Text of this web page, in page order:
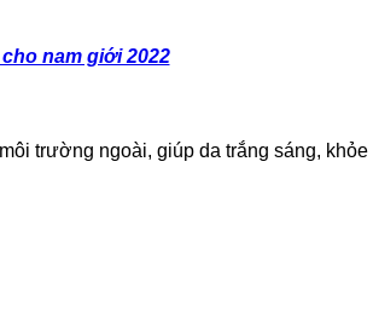
nam giới 2022
trường ngoài, giúp da trắng sáng,